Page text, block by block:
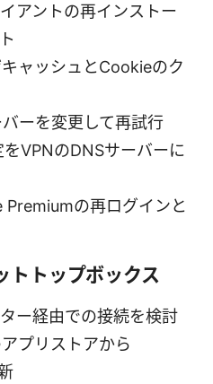
アントの再インストー
ャッシュとCookieのク
ーを変更して再試行
VPNのDNSサーバーに
Premiumの再ログインと
トトップボックス
ー経由での接続を検討
プリストアから